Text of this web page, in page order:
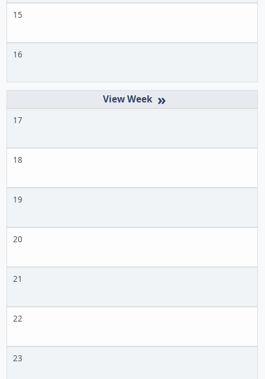
15
16
»
17
18
19
20
21
22
23